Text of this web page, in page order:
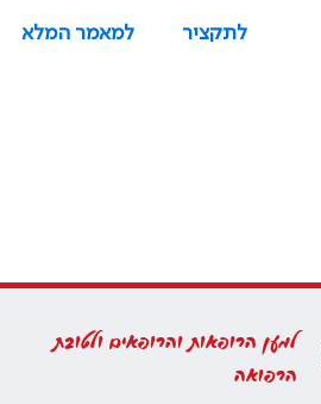
לתקציר
למאמר המלא
למען הרופאות והרופאים ולטובת
הרפואה